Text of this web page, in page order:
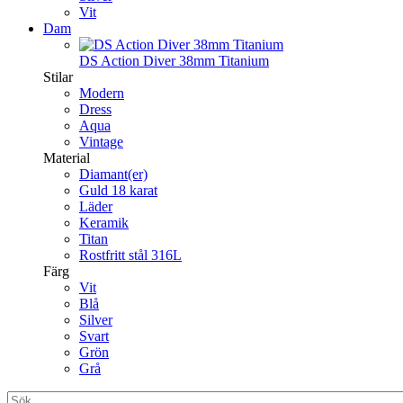
Vit
Dam
DS Action Diver 38mm Titanium
Stilar
Modern
Dress
Aqua
Vintage
Material
Diamant(er)
Guld 18 karat
Läder
Keramik
Titan
Rostfritt stål 316L
Färg
Vit
Blå
Silver
Svart
Grön
Grå